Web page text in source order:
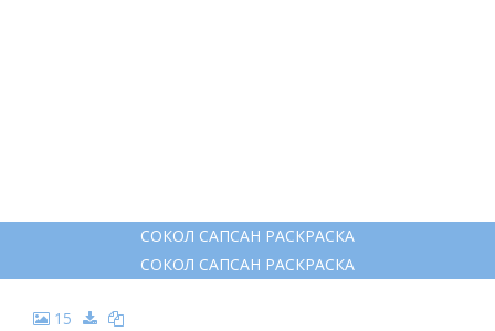
СОКОЛ САПСАН РАСКРАСКА
СОКОЛ САПСАН РАСКРАСКА
15